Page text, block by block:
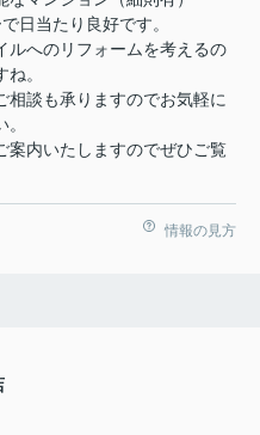
日当たり良好です。
ルへのリフォームを考えるの
。
相談も承りますのでお気軽に
案内いたしますのでぜひご覧
情報の見方